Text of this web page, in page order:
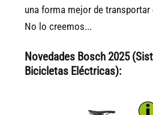
una forma mejor de
No lo creemos...
Novedades Bosch 2025
Bicicletas Eléctricas):